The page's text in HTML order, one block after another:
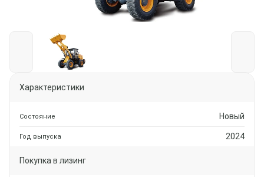
Характеристики
Состояние Новый
Год выпуска 2024
Покупка в лизинг